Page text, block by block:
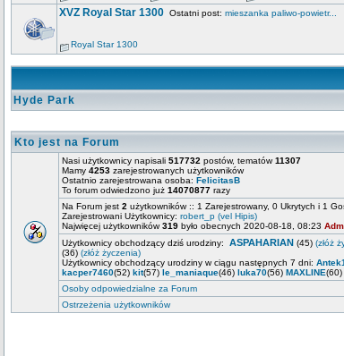
XVZ Royal Star 1300 Ostatni post: mieszanka paliwo-powietr...
Royal Star 1300
Hyde Park
Kto jest na Forum
Nasi użytkownicy napisali 517732 postów, tematów11307
Mamy 4253 zarejestrowanych użytkowników
Ostatnio zarejestrowana osoba: FelicitasB
To forum odwiedzono już 14070877 razy
Na Forum jest 2 użytkowników :: 1 Zarejestrowany, 0 Ukrytych i 1
Zarejestrowani Użytkownicy: robert_p (vel Hipis)
Najwięcej użytkowników319 było obecnych 2020-08-18, 08:23
Użytkownicy obchodzący dziś urodziny: ASPAHARIAN (45) (złóż
(36) (złóż życzenia)
Użytkownicy obchodzący urodziny w ciągu następnych 7 dni:
kacper7460(52) kit(57) le_maniaque(46) luka70(56) MAXLINE(60)
Osoby odpowiedzialne za Forum
Ostrzeżenia użytkowników